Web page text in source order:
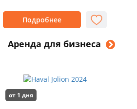
Подробнее
Аренда для бизнеса
от 1 дня